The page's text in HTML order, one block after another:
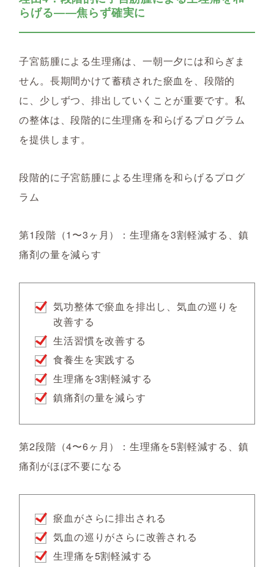
らげる――焦らず確実に
子宮筋腫による生理痛は、一朝一夕には和らぎま
せん。長期間かけて蓄積された瘀血を、段階的
に、少しずつ、排出していくことが重要です。私
の整体は、段階的に生理痛を和らげるプログラム
を提供します。
段階的に子宮筋腫による生理痛を和らげるプログ
ラム
第1段階（1〜3ヶ月）：生理痛を3割軽減する、鎮
痛剤の量を減らす
気功整体で瘀血を排出し、気血の巡りを
改善する
生活習慣を改善する
食養生を実践する
生理痛を3割軽減する
鎮痛剤の量を減らす
第2段階（4〜6ヶ月）：生理痛を5割軽減する、鎮
痛剤がほぼ不要になる
瘀血がさらに排出される
気血の巡りがさらに改善される
生理痛を5割軽減する